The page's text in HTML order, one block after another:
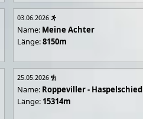
03.06.2026
Name: Meine Achter
Länge:8150m
25.05.2026
Name: Roppeviller - Haspelschied
Länge: 15314m